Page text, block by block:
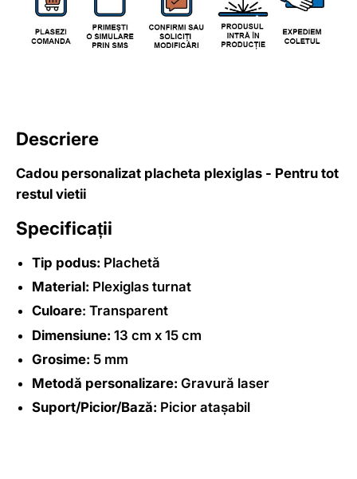
Descriere
Cadou personalizat placheta plexiglas - Pentru tot
restul vietii
Specificații
Tip podus: Plachetă
Material: Plexiglas turnat
Culoare: Transparent
Dimensiune: 13 cm x 15 cm
Grosime: 5 mm
Metodă personalizare: Gravură laser
Suport/Picior/Bază: Picior atașabil